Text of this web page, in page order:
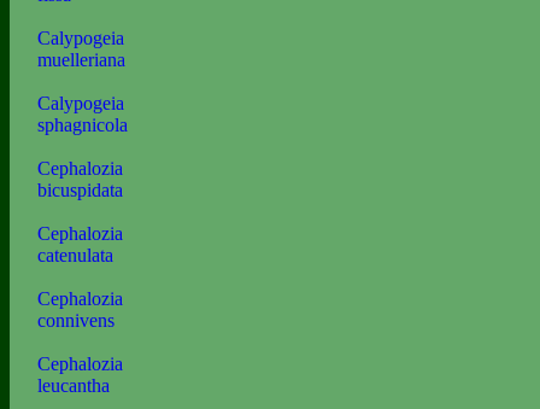
Calypogeia
muelleriana
Calypogeia
sphagnicola
Cephalozia
bicuspidata
Cephalozia
catenulata
Cephalozia
connivens
Cephalozia
leucantha